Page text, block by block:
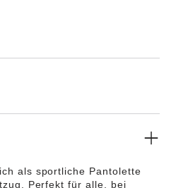
als sportliche Pantolette
Perfekt für alle, bei